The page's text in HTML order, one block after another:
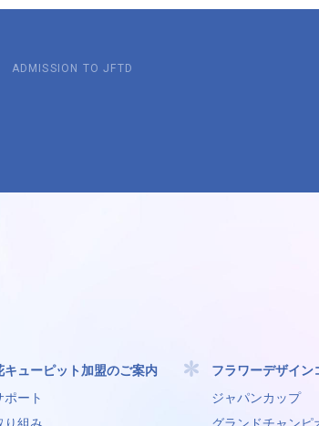
ADMISSION TO JFTD
キューピット加盟のご案内
ポート
フラワーデザイン
ジャパンカップ